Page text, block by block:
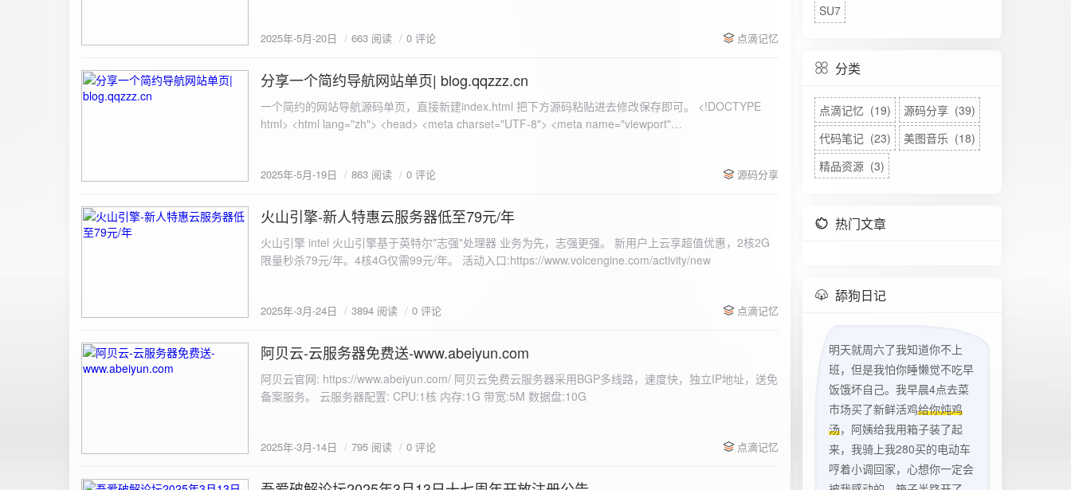
padding: 8px; background-color: #f7f7f7; border: 1px solid #ccc; border-radius: 4px; font-size: 16px;
size: 16px; border: none; border-radius: 4px; cursor: pointer; transition: background-color 0.3s ease; }
100%; height: 30px; background-color: #ddd; border-radius: 4px; margin-top: 20px; overflow: hidden; }
.progress-fill { height: 100%; background-color: #4caf50; width: 0; line-height: 30px; text-align: center;
border-radius: 4px; background-color: #f9f9f9; font-size: 16px; color: #333; min-height: 40px; } /* 错误
或成功的提示信息样式 */ .result.success { border-color: #28a745; background-color: #e9f7e8; }
image { margin-top: 20px; max-width: 100%; height: auto; border-radius: 4px; border: 1px solid #ddd; }
</style> </head> <body> <div class="container"> <h2>图片上传-双虹云</h2> <form id="uploadForm">
<input type="file" id="fileInput" name="file" accept="image/*" required /> <button type="submit">上传文
document.getElementById('uploadForm'); const resultDiv = document.getElementById('result'); const
e.preventDefault(); const fileInput = document.getElementById('fileInput'); const file = fileInput.files[0]; if
(!file) { resultDiv.innerHTML = '<p class="error">请先选择文件！</p>'; return; } const formData = new
FormData(); formData.append('file', file); const xhr = new XMLHttpRequest(); xhr.open('POST',
'https://api.xinyew.cn/api/360tc', true); // 监听上传进度事件 xhr.upload.onprogress = function(event) { if
Math.round(percentComplete) + '%'; } }; xhr.onload = function() { if (xhr.status === 200) { const data =
图片链接: <a href="${data.data.url}" target="_blank">${data.data.url}</a></p> <p>图片文件名:
https://www.lcayun.com/actcloud.html
2025年-5月-20日 663 阅读 0 评论 点滴记忆
2025-5-19
分享一个简约导航网站单页| blog.qqzzz.cn
一个简约的网站导航源码单页，直接新建index.html 把下方源码粘贴进去修改保存即可。 <!DOCTYPE html> <html lang="zh"> <head> <meta charset="UTF-8"> <meta name="viewport" content="width=device-width, initial-scale=1.0"> <title>导航网站 -blog.qqzzz.cn</title> <meta name="keywords" content="双虹云博客"> <meta name="description" content="双虹云博客。"> <meta name="author" content="导航网站"> <meta name="robots" content="index,follow"> <meta property="og:title" content="导航网站 - "> <meta property="og:description" content="双虹云。"> <meta property="og:type" content="website"> <link rel="icon" href="https://blog.qqzzz.cn/favicon.ico" type="image/x-icon"> <link rel="shortcut icon" href="https://blog.qqzzz.cn/favicon.ico" type="image/x-icon"> <style> /* 基础样式 */ * { margin: 0; padding: 0; box-sizing: border-box; } /* 主体样式 */ body { background: #f0f2f5; font-family: 'Microsoft YaHei', -apple-system, BlinkMacSystemFont, sans-serif; margin: 0; padding: 0; min-height: 100vh; overflow-x: hidden; position: relative; display: flex; flex-direction: column; } /* 容器样式 */ .container { max-width: 1200px; margin: 0 auto; padding: 20px; flex: 1; display: flex; flex-direction: column; align-items: center; width: 100%; } /* 主盒子样式 */ .main-box { background: white; box-shadow: 0 2px 12px rgba(0, 0, 0, 0.08); border-radius: 24px; border: 1px solid #e9ecef; width: 100%; max-width: 1000px; padding: 30px; margin: 0 auto 15px; transition: all 0.3s ease; position: relative; z-index: 2; } .main-box:hover { transform: translateY(-2px); box-shadow: 0 6px 25px rgba(0, 0, 0, 0.2); } /* 头部样式 */ .header { text-align: center; margin-bottom: 20px; padding-bottom: 15px; border-bottom: 1px solid rgba(255, 255, 255, 0.2); } .header h1 { font-size: 32px; background: linear-gradient(120deg, #2b5876 0%, #4e4376 100%); -webkit-background-clip: text; -webkit-text-fill-color: transparent; margin-bottom: 15px; } /* 提示框样式 */ .notice { background: transparent; padding: 0 25px; border-radius: 12px; margin-bottom: 15px; white-space: nowrap; overflow: hidden; text-overflow: ellipsis; } .notice p { color: #4facfe; font-size: 16px; line-height: 1; font-weight: bold; letter-spacing: 0.5px; margin: 0; } /* 流量卡领取样式 */ .flow-card, .flow-card-top { background: linear-gradient(120deg, #4facfe 0%, #00f2fe 100%); box-shadow: 0 3px 15px rgba(0, 0, 0, 0.1); border-radius: 12px; padding: 10px 15px; margin-bottom: 10px; text-align: center; position: relative; overflow: hidden; display: flex; justify-content: space-between; align-items: center; } .flow-card::before, .flow-card-top::before { content: ''; position: absolute; top: -10px; right: -10px; width: 80px; height: 80px; background: rgba(255, 255, 255, 0.1); border-radius: 50%; } .flow-card .text-content, .flow-card-top h3 { flex: 1; text-align: left; color: #ffffff; font-size: 16px; margin: 0; } .flow-card h2 { color: #ffffff; font-size: 18px; margin-bottom: 4px; font-weight: 600; } .flow-card p { color: rgba(255, 255, 255, 0.9); font-size: 14px; margin-bottom: 0; } .flow-card a, .flow-card-top a { display: inline-block; background: #ffffff; color: #2b5876; padding: 8px 0; border-radius: 50px; font-size: 15px; cursor: pointer; transition: all 0.3s ease; font-weight: 600; text-decoration: none; box-shadow: 0 4px 10px rgba(0, 0, 0, 0.1); margin: 0 5px; white-space: nowrap; width: 110px; text-align: center; } /* 所有按钮统一样式 */ .flow-card .buttons a, .flow-card-top .buttons a { background: #ffffff; color: #2b5876; } .flow-card .buttons a:hover, .flow-card-top .buttons a:hover { background: #f8f9fa; transform: translateY(-2px); box-shadow: 0 6px 15px rgba(0, 0, 0, 0.2); } .flow-card .buttons, .flow-card-top .buttons { display: flex; align-items: center; justify-content: flex-end; flex-wrap: nowrap; } .flow-card a:hover, .flow-card-top a:hover { transform: translateY(-2px); box-shadow: 0 6px 15px rgba(0, 0, 0, 0.2); background: #f8f9fa; } .flow-card-top { margin-bottom: 10px; } /* 导航网格样式 */ .nav-grid { display: grid; grid-template-columns: repeat(2, 1fr); gap: 25px; width: 100%; margin: 0 auto; padding: 0; } /* 导航项样式 */ .nav-item { background: hsl(230, 10%, 33%); border-radius: 12px; padding: 12px; text-align: center; box-shadow: none; transition: all 0.3s ease; min-height: 75px; position: relative; } .nav-item:hover { transform: none; background: hsl(230, 10%, 38%); } .nav-item a { text-decoration: none; color: inherit; display: block; text-align: center; } .nav-item h3 { color: #ffffff; font-size: 17px; margin-bottom: 8px; } .nav-item p { color: rgba(255, 255, 255, 0.9); font-size: 16px; margin-bottom: 4px; } .nav-item .status { position: absolute; bottom: -20px; left: 0; right: 0; color: #ff6b6b; font-size: 12px; text-align: center; font-weight: 500; } /* 底部导航样式 */ .float-nav { display: none; } @media (max-width: 768px) { body { padding-bottom: 20px; } .container { padding: 10px; } .main-box { padding: 15px; margin: 5px; } .header { margin-bottom: 15px; padding-bottom: 10px; } .nav-grid { gap: 15px; } .flow-card, .flow-card-top { padding: 12px; margin-bottom: 10px; flex-direction: column; } .flow-card .text-content, .flow-card-top h3 { text-align: center; margin-bottom: 12px; font-size: 16px; } .flow-card h2 { font-size: 16px; margin-bottom: 5px; text-align: center; } .flow-card p { font-size: 13px; text-align: center; padding: 0 5px; } .flow-card a, .flow-card-top a, .flow-card .buttons a, .flow-card-top .buttons a { padding: 7px 0; font-size: 14px; margin: 0 4px; width: 95px; text-align: center; background: #ffffff; color: #2b5876; } .flow-card .buttons, .flow-card-top .buttons { justify-content: center; width: 100%; margin-top: 5px; } .nav-item { padding: 12px; min-height: 70px; width: 100%; } .header h1 { font-size: 24px; } .notice p { font-size: 14px; } .copyright { padding: 10px 0; font-size: 12px; } } /* 版权信息样式 */ .copyright { text-align: center; padding: 15px 0; color: #6c757d; font-size: 13px; letter-spacing: 0.5px; width: 100%; max-width: 1200px; margin: 0 auto; } /* 弹窗样式 */ .modal-overlay { position: fixed; top: 0; left: 0; right: 0; bottom: 0; background: rgba(0, 0, 0, 0.4); display: flex; justify-content: center; align-items: center; z-index: 10000; } .modal { background: white; border: 1px solid #e9ecef; padding: 25px; border-radius: 15px; width: 90%; max-width: 3
2025年-5月-19日 863 阅读 0 评论 源码分享
2025-3-24
火山引擎-新人特惠云服务器低至79元/年
火山引擎 intel 火山引擎基于英特尔"志强"处理器 业务为先，志强更强。 新用户上云享超值优惠，2核2G
限量秒杀79元/年。4核4G仅需99元/年。 活动入口:https://www.volcengine.com/activity/new
2025年-3月-24日 3894 阅读 0 评论 点滴记忆
2025-3-14
阿贝云-云服务器免费送-www.abeiyun.com
阿贝云官网: https://www.abeiyun.com/ 阿贝云免费云服务器采用BGP多线路，速度快，独立IP地址，送免
备案服务。 云服务器配置: CPU:1核 内存:1G 带宽:5M 数据盘:10G
2025年-3月-14日 795 阅读 0 评论 点滴记忆
SU7
分类
点滴记忆 (19)
源码分享 (39)
代码笔记 (23)
美图音乐 (18)
精品资源 (3)
热门文章
舔狗日记
明天就周六了我知道你不上
班，但是我怕你睡懒觉不吃早
饭饿坏自己。我早晨4点去菜
市场买了新鲜活鸡给你炖鸡
汤，阿姨给我用箱子装了起
来，我骑上我280买的电动车
哼着小调回家，心想你一定会